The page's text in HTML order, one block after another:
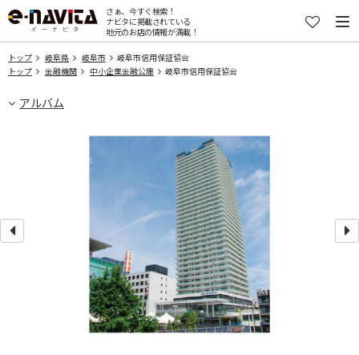
さぁ、今すぐ検索！
ナビタに掲載されている
地元のお店の情報が満載！
トップ 岐阜県 岐阜市
岐阜市信用保証協会
トップ
金融機関 中小企業金融公庫 岐阜市信用保証協会
アルバム